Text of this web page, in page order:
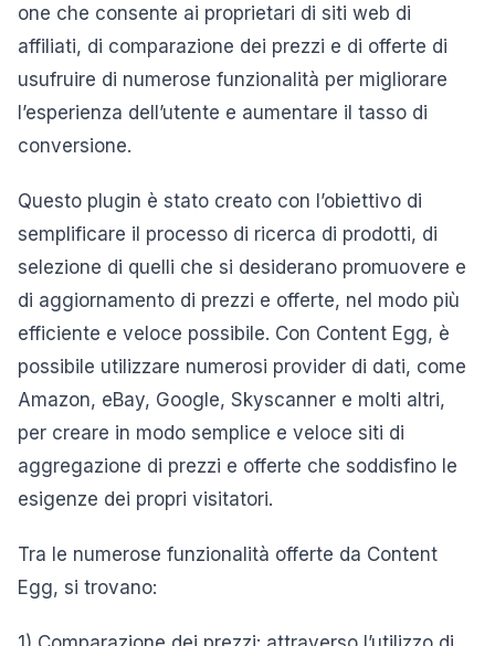
one che consente ai proprietari di siti web di
affiliati, di comparazione dei prezzi e di offerte di
usufruire di numerose funzionalità per migliorare
l’esperienza dell’utente e aumentare il tasso di
conversione.
Questo plugin è stato creato con l’obiettivo di
semplificare il processo di ricerca di prodotti, di
selezione di quelli che si desiderano promuovere e
di aggiornamento di prezzi e offerte, nel modo più
efficiente e veloce possibile. Con Content Egg, è
possibile utilizzare numerosi provider di dati, come
Amazon, eBay, Google, Skyscanner e molti altri,
per creare in modo semplice e veloce siti di
aggregazione di prezzi e offerte che soddisfino le
esigenze dei propri visitatori.
Tra le numerose funzionalità offerte da Content
Egg, si trovano: